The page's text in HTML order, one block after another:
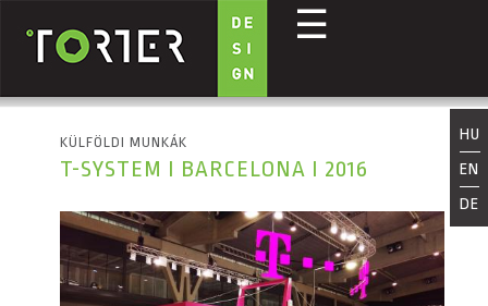
Ugrás a tartalomra
☰
HU
EN
DE
KÜLFÖLDI MUNKÁK
T-SYSTEM I BARCELONA I 2016